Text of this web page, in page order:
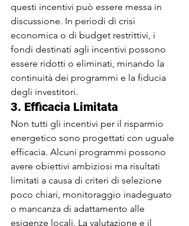
questi incentivi può essere messa in
discussione. In periodi di crisi
economica o di budget restrittivi, i
fondi destinati agli incentivi possono
essere ridotti o eliminati, minando la
continuità dei programmi e la fiducia
degli investitori.
3. Efficacia Limitata
Non tutti gli incentivi per il risparmio
energetico sono progettati con uguale
efficacia. Alcuni programmi possono
avere obiettivi ambiziosi ma risultati
limitati a causa di criteri di selezione
poco chiari, monitoraggio inadeguato
o mancanza di adattamento alle
esigenze locali. La valutazione e il